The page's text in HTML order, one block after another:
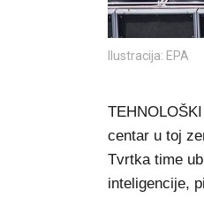
Ilustracija: EPA
centar u toj
Tvrtka time
inteligencije,